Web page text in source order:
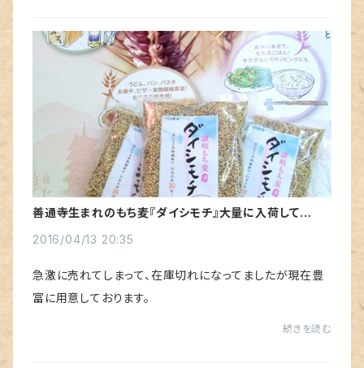
善通寺生まれのもち麦『ダイシモチ』大量に入荷しており
2016/04/13 20:35
急激に売れてしまって、在庫切れになってましたが現在豊
富に用意しております。
続きを読む